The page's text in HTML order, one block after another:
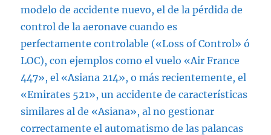
modelo de accidente nuevo, el de la pérdida de
control de la aeronave cuando es
perfectamente controlable («Loss of Control» ó
LOC), con ejemplos como el vuelo «Air France
447», el «Asiana 214», o más recientemente, el
«Emirates 521», un accidente de características
similares al de «Asiana», al no gestionar
correctamente el automatismo de las palancas